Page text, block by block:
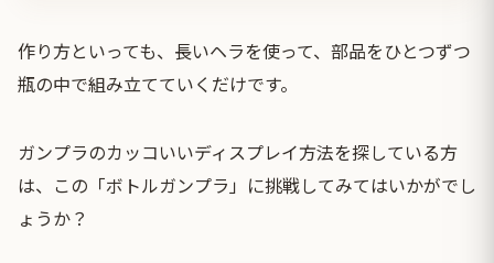
作り方といっても、長いヘラを使って、部品をひとつずつ
瓶の中で組み立てていくだけです。
ガンプラのカッコいいディスプレイ方法を探している方
は、この「ボトルガンプラ」に挑戦してみてはいかがでし
ょうか？